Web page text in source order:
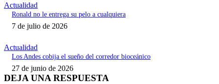
Actualidad
Ronald no le entrega su pelo a cualquiera
7 de julio de 2026
Actualidad
Los Andes cobija el sueño del corredor bioceánico
27 de junio de 2026
DEJA UNA RESPUESTA